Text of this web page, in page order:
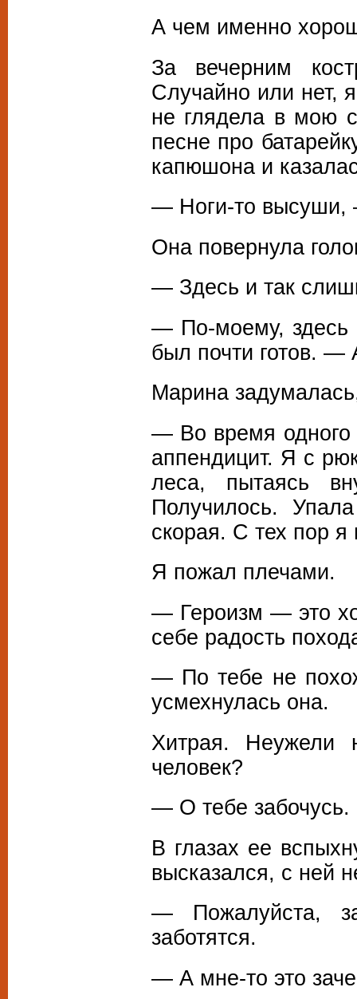
А чем именно
За вечерним
Случайно или нет,
не глядела в мою
песне про
капюшона и
— Ноги-то высуши,
Она повернула
— Здесь и так
— По-моему, здесь
был почти готов. —
Марина
— Во время одного
аппендицит. Я с
леса, пытаясь
Получилось.
скорая. С тех пор я
Я пожал плечами.
— Героизм — это
себе радость
— По тебе не
усмехнулась она.
Хитрая. Неужели
человек?
— О тебе забочусь.
В глазах ее
высказался, с ней
— Пожалуйста,
заботятся.
— А мне-то это